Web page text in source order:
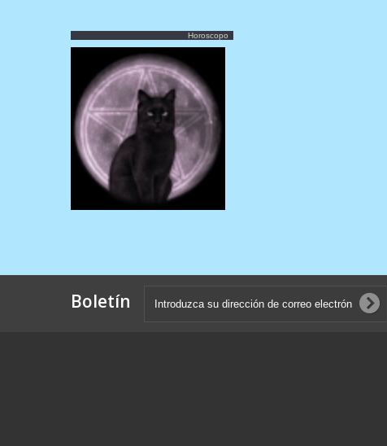
Horoscopo
Boletín